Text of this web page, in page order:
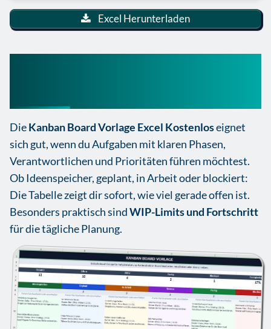
Excel Herunterladen
DieKanban Board Vorlage Excel Kostenloseignet
sich gut, wenn du Aufgaben mit klaren Phasen,
Verantwortlichen und Prioritäten führen möchtest.
Ob Ideenspeicher, geplant, in Arbeit oder blockiert:
Die Tabelle zeigt dir sofort, wie viel gerade offen ist.
Besonders praktisch sindWIP-Limits und Fortschritt
für die tägliche Planung.